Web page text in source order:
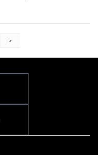
>